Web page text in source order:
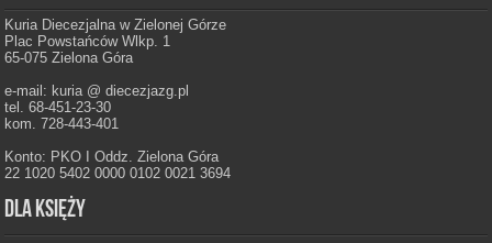
Kuria Diecezjalna w Zielonej Górze
Plac Powstańców Wlkp. 1
65-075 Zielona Góra
e-mail: kuria @ diecezjazg.pl
tel. 68-451-23-30
kom. 728-443-401
Konto: PKO I Oddz. Zielona Góra
22 1020 5402 0000 0102 0021 3694
Dla księży